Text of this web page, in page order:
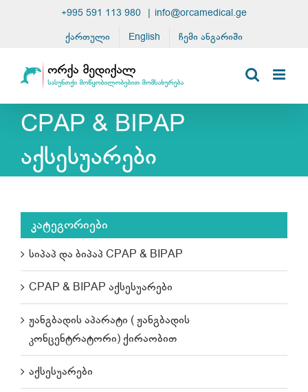
+995 591 113 980 | info@orcamedical.ge
ქართული
English ჩემი ანგარიში
CPAP & BIPAP
აქსესუარები
კატეგორიები
სიპაპ და ბიპაპ CPAP & BIPAP
CPAP & BIPAP აქსესუარები
ჟანგბადის აპარატი ( ჟანგბადის
კონცენტრატორი) ქირაობით
აქსესუარები